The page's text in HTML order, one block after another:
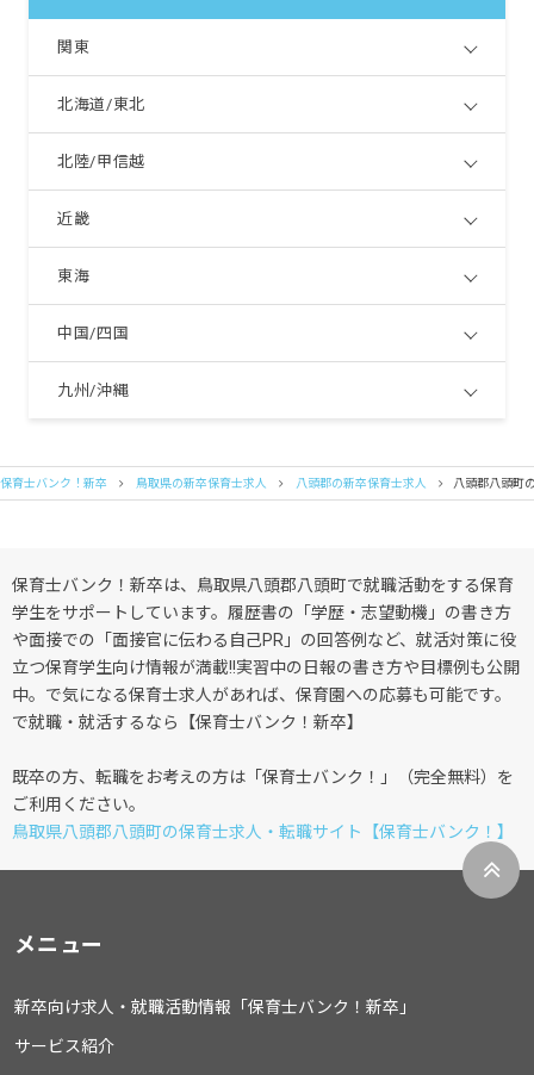
関東
北海道/東北
北陸/甲信越
近畿
東海
中国/四国
九州/沖縄
保育士バンク！新卒 鳥取県の新卒保育士求人 八頭郡の新卒保育士求人 八頭郡八頭町
保育士バンク！新卒は、鳥取県八頭郡八頭町で就職活動をする保育
学生をサポートしています。履歴書の「学歴・志望動機」の書き方
や面接での「面接官に伝わる自己PR」の回答例など、就活対策に役
立つ保育学生向け情報が満載!!実習中の日報の書き方や目標例も公開
中。で気になる保育士求人があれば、保育園への応募も可能です。
で就職・就活するなら【保育士バンク！新卒】
既卒の方、転職をお考えの方は「保育士バンク！」（完全無料）を
ご利用ください。
鳥取県八頭郡八頭町の保育士求人・転職サイト【保育士バンク！】
メニュー
新卒向け求人・就職活動情報「保育士バンク！新卒」
サービス紹介